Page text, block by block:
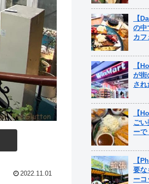
2022.11.01
【
の中
カ
【
が街
さ
【
ごい
ー
【
要な
ー